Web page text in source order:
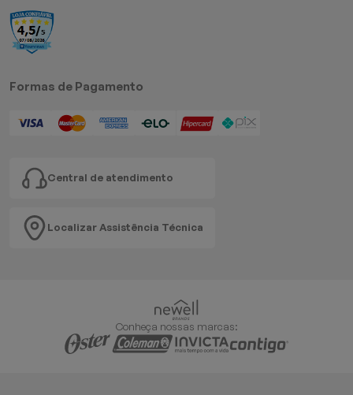
Formas de Pagamento
Central de atendimento
Localizar Assistência Técnica
Conheça nossas marcas: